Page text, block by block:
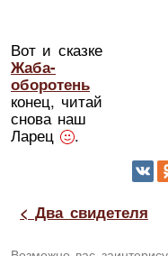
Вот и сказке
Жаба-
оборотень
конец, читай
снова наш
Ларец .
< Два свидетеля